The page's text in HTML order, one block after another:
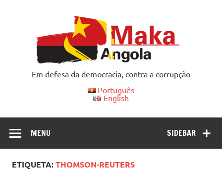
Em defesa da democracia, contra a corrupção
Português
English
SIDEBAR
MENU
ETIQUETA:THOMSON-REUTERS